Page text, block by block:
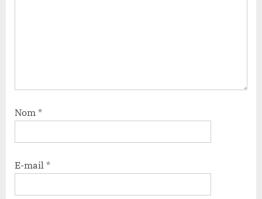
Nom *
E-mail *